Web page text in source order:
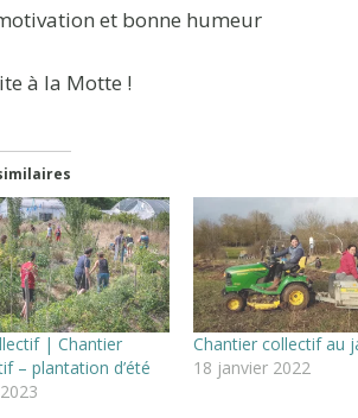
et bonne humeur
à la Motte !
| Chantier
– plantation d’été
Chantier collectif au
18 janvier 2022